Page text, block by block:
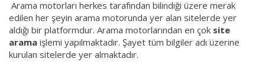
Arama motorları herkes tarafından bilindiği üzere merak
edilen her şeyin arama motorunda yer alan sitelerde yer
aldığı bir platformdur. Arama motorlarından en çok site
arama işlemi yapılmaktadır. Şayet tüm bilgiler adı üzerine
kurulan sitelerde yer almaktadır.